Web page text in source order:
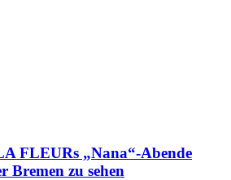
FLEURs „Nana“-Abende
Bremen zu sehen